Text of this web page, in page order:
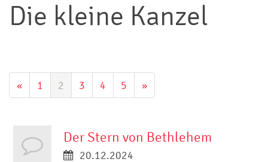
Die kleine Kanzel
« 1 2 3 4 5 »
Der Stern von Bethlehem
20.12.2024